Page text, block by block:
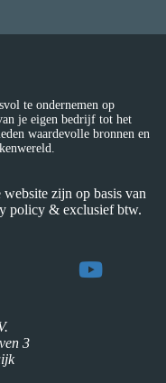
te ondernemen op
je eigen bedrijf tot het
waardevolle bronnen en
zijn op basis van
policy & exclusief btw.
3